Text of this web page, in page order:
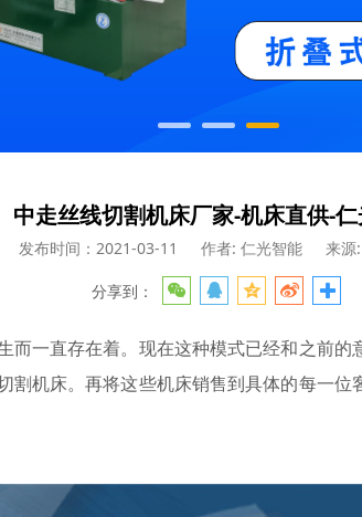
中走丝线切割机床厂家-机床直供-
发布时间：2021-03-11 作者: 仁光智能 来源
分享到：
而一直存在着。现在这种模式已经和之前
割机床。再将这些机床销售到具体的每一